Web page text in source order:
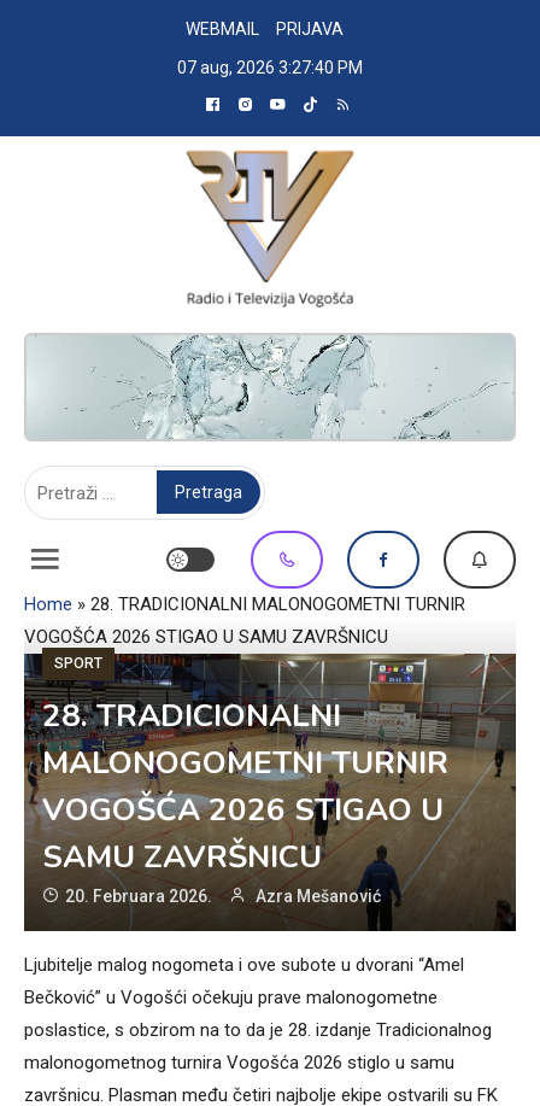
WEBMAIL
PRIJAVA
07 aug, 2026 3:27:41 PM
RADIO TELEVIZIJA VOGOŠĆA
Home » 28. TRADICIONALNI MALONOGOMETNI TURNIR
VOGOŠĆA 2026 STIGAO U SAMU ZAVRŠNICU
SPORT
28. TRADICIONALNI
MALONOGOMETNI TURNIR
VOGOŠĆA 2026 STIGAO U
SAMU ZAVRŠNICU
20. Februara 2026. Azra Mešanović
Ljubitelje malog nogometa i ove subote u dvorani “Amel
Bečković” u Vogošći očekuju prave malonogometne
poslastice, s obzirom na to da je 28. izdanje Tradicionalnog
malonogometnog turnira Vogošća 2026 stiglo u samu
završnicu. Plasman među četiri najbolje ekipe ostvarili su FK